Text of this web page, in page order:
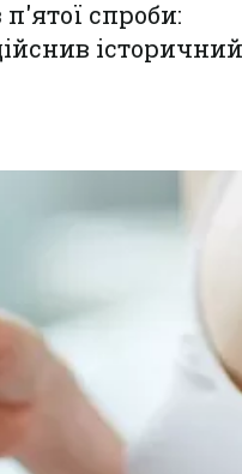
спроби:
історичний